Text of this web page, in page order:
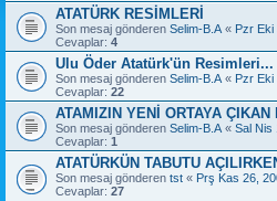
ATATÜRK RESİMLERİ
Son mesaj gönderen Selim-B.A « Pzr Eki
Cevaplar: 4
Ulu Öder Atatürk'ün Resimleri...
Son mesaj gönderen Selim-B.A « Pzr Eki
Cevaplar: 22
ATAMIZIN YENİ ORTAYA ÇIKAN
Son mesaj gönderen Selim-B.A « Sal Nis
Cevaplar: 1
ATATÜRKÜN TABUTU
Son mesaj gönderen tst « Prş Kas 26,
Cevaplar: 27